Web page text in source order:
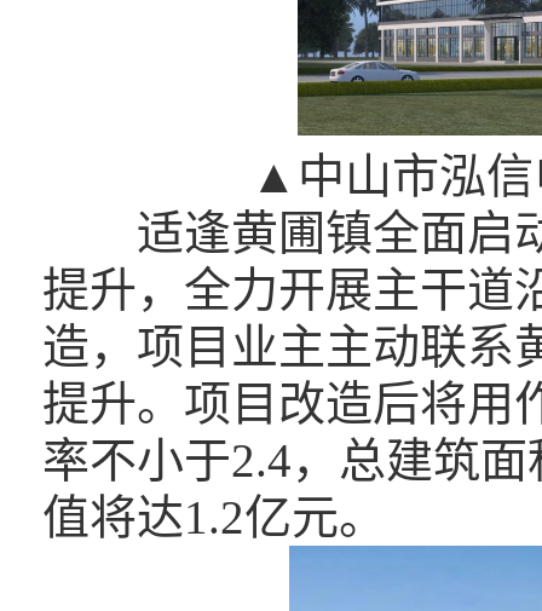
▲中山市泓信
适逢黄圃镇全面启
提升，全力开展主干道
造，项目业主主动联系
提升。项目改造后将用
率不小于2.4，总建筑
值将达1.2亿元。